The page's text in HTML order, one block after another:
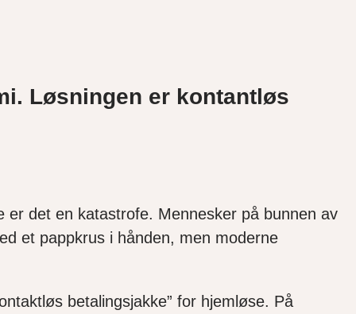
Løsningen er kontantløs
det en katastrofe. Mennesker på bunnen av
et pappkrus i hånden, men moderne
betalingsjakke” for hjemløse. På